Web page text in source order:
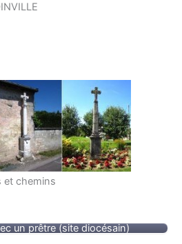
et chemins
un prêtre (site diocésain)